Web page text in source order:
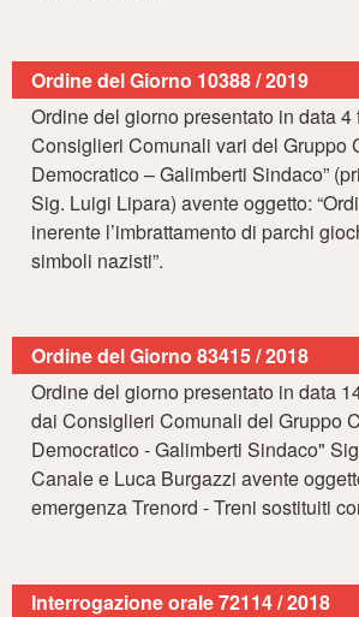
Ordine del Giorno 10388 / 2019
Ordine del giorno presentato in data
Consiglieri Comunali vari del Gruppo
Democratico – Galimberti Sindaco”
Sig. Luigi Lipara) avente oggetto:
inerente l’imbrattamento di parchi
simboli nazisti”.
Ordine del Giorno 83415 / 2018
Ordine del giorno presentato in data
dai Consiglieri Comunali del Gruppo
Democratico - Galimberti Sindaco"
Canale e Luca Burgazzi avente
emergenza Trenord - Treni sostituiti
Interrogazione orale 72114 / 2018